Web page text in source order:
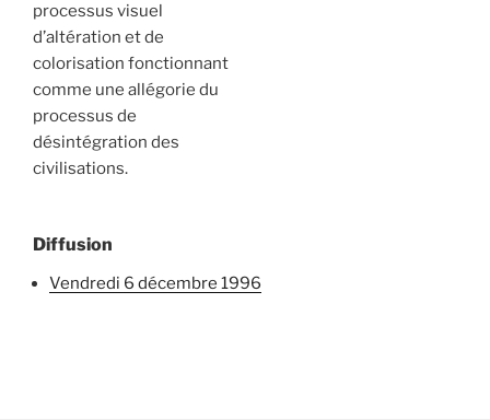
processus visuel
d’altération et de
colorisation fonctionnant
comme une allégorie du
processus de
désintégration des
civilisations.
Diffusion
vendredi 6 décembre 1996